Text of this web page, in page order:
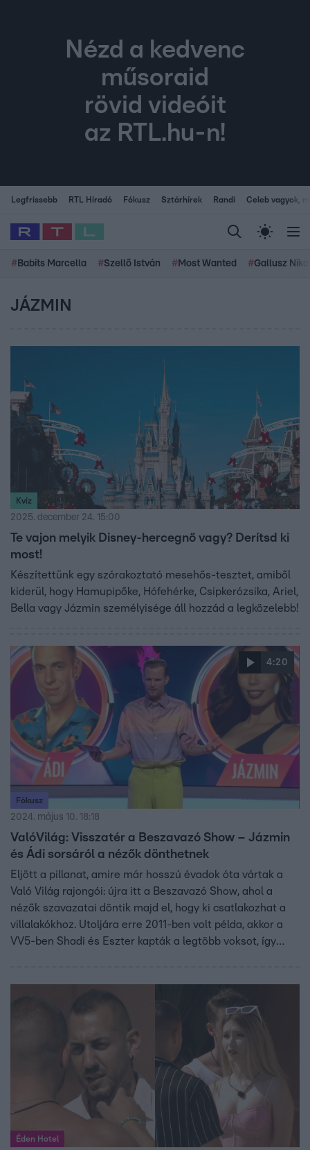
Nézd a kedvenc
műsoraid
rövid videóit
az RTL.hu-n!
Legfrissebb RTL Híradó Fókusz Sztárhírek Randi Celeb vagyok,
# Babits Marcella #Szellő István # Most Wanted #Gallusz
JÁZMIN
Kvíz
2025. december 24. 15:00
Te vajon melyik Disney-hercegnő vagy? Derítsd ki
most!
Készítettünk egy szórakoztató mesehős-tesztet, amiből
kiderül, hogy Hamupipőke, Hófehérke, Csipkerózsika, Ariel,
Bella vagy Jázmin személyisége áll hozzád a legközelebb!
4:20
Fókusz
2024. május 10. 18:18
ValóVilág: Visszatér a Beszavazó Show – Jázmin
és Ádi sorsáról a nézők dönthetnek
Eljött a pillanat, amire már hosszú évadok óta vártak a
Való Világ rajongói: újra itt a Beszavazó Show, ahol a
nézők szavazatai döntik majd el, hogy ki csatlakozhat a
villalakókhoz. Utoljára erre 2011-ben volt példa, akkor a
VV5-ben Shadi és Eszter kapták a legtöbb voksot, így
Éden Hotel